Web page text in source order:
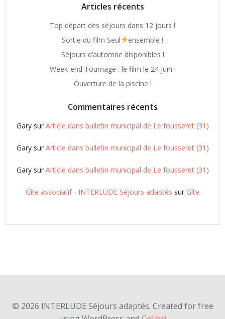
Articles récents
Top départ des séjours dans 12 jours !
Sortie du film Seul
ensemble !
Séjours d’automne disponibles !
Week-end Tournage : le film le 24 juin !
Ouverture de la piscine !
Commentaires récents
Garysur Article dans bulletin municipal de Le fousseret (31)
Garysur Article dans bulletin municipal de Le fousseret (31)
Garysur Article dans bulletin municipal de Le fousseret (31)
Gîte associatif - INTERLUDE Séjours adaptés sur Gîte
© 2026 INTERLUDE Séjours adaptés. Created for free